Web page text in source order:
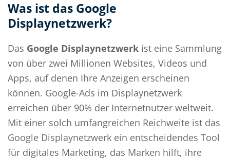
Was ist das Google
Displaynetzwerk?
Das Google Displaynetzwerk ist eine Sammlung
von über zwei Millionen Websites, Videos und
Apps, auf denen Ihre Anzeigen erscheinen
können. Google-Ads im Displaynetzwerk
erreichen über 90% der Internetnutzer weltweit.
Mit einer solch umfangreichen Reichweite ist das
Google Displaynetzwerk ein entscheidendes Tool
für digitales Marketing, das Marken hilft, ihre